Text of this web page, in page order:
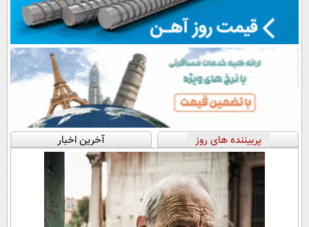
پربیننده های روز آخرین اخبار